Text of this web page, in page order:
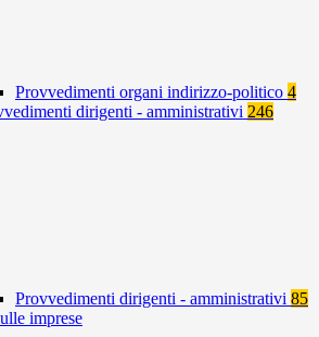
Provvedimenti organi indirizzo-politico 4
dirigenti - amministrativi 246
Provvedimenti dirigenti - amministrativi 85
imprese